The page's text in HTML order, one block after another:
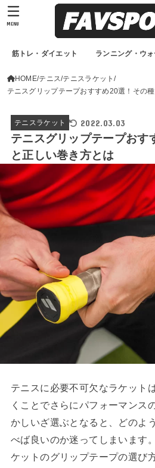
筋トレ・ダイエット ランニング・ウ
MENU
HOME テニス テニスラケット
テニスグリップテープおすすめ20選！その
テニスラケット 2022.03.03
テニスグリップテープおす
と正しい巻き方とは
テニスに必要不可欠なラケット
くことでさらにパフォーマンス
かしいざ選ぶとなると、どのよ
べば良いのか迷ってしまいます
ケットのグリップテープの選び